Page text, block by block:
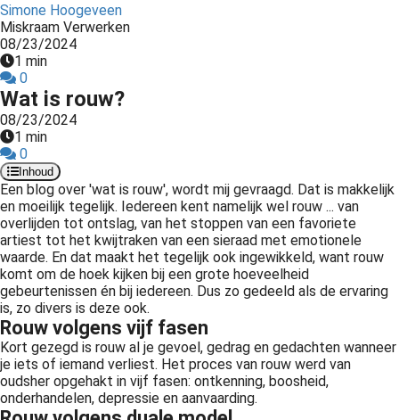
Simone Hoogeveen
Miskraam Verwerken
08/23/2024
1 min
0
Wat is rouw?
08/23/2024
1 min
0
Inhoud
Een blog over 'wat is rouw', wordt mij gevraagd. Dat is makkelijk
en moeilijk tegelijk. Iedereen kent namelijk wel rouw ... van
overlijden tot ontslag, van het stoppen van een favoriete
artiest tot het kwijtraken van een sieraad met emotionele
waarde. En dat maakt het tegelijk ook ingewikkeld, want rouw
komt om de hoek kijken bij een grote hoeveelheid
gebeurtenissen én bij iedereen. Dus zo gedeeld als de ervaring
is, zo divers is deze ook.
Rouw volgens vijf fasen
Kort gezegd is rouw al je gevoel, gedrag en gedachten wanneer
je iets of iemand verliest. Het proces van rouw werd van
oudsher opgehakt in vijf fasen: ontkenning, boosheid,
onderhandelen, depressie en aanvaarding.
te
over
van
op
gebruikt
te
de
Hierdoor
website-
van